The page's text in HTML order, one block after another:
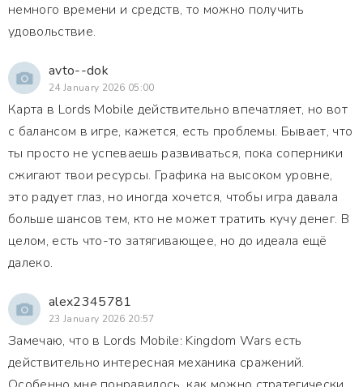
немного времени и средств, то можно получить
удовольствие.
avto--dok
24 January 2026 05:00
Карта в Lords Mobile действительно впечатляет, но вот
с балансом в игре, кажется, есть проблемы. Бывает, что
ты просто не успеваешь развиваться, пока соперники
сжигают твои ресурсы. Графика на высоком уровне,
это радует глаз, но иногда хочется, чтобы игра давала
больше шансов тем, кто не может тратить кучу денег. В
целом, есть что-то затягивающее, но до идеала ещё
далеко.
alex2345781
23 January 2026 20:57
Замечаю, что в Lords Mobile: Kingdom Wars есть
действительно интересная механика сражений.